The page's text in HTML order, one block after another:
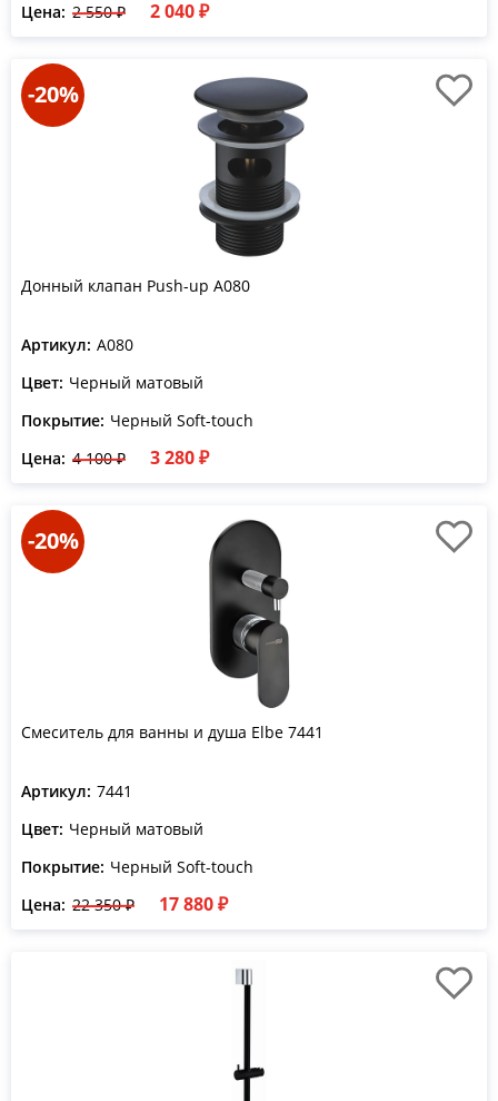
Цена: 2 550 ₽ 2 040 ₽
-20%
Донный клапан Push-up A080
Артикул: A080
Цвет: Черный матовый
Покрытие: Черный Soft-touch
Цена: 4 100 ₽ 3 280 ₽
-20%
Смеситель для ванны и душа Elbe 7441
Артикул: 7441
Цвет: Черный матовый
Покрытие: Черный Soft-touch
Цена: 22 350 ₽ 17 880 ₽